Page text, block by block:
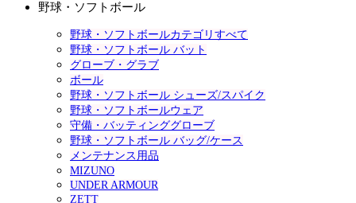
野球・ソフトボール
野球・ソフトボールカテゴリすべて
野球・ソフトボール バット
グローブ・グラブ
ボール
野球・ソフトボール シューズ/スパイク
野球・ソフトボールウェア
守備・バッティンググローブ
野球・ソフトボール バッグ/ケース
メンテナンス用品
MIZUNO
UNDER ARMOUR
ZETT